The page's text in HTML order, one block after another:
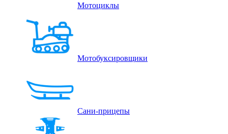
Мотоциклы
Мотобуксировщики
Сани-прицепы